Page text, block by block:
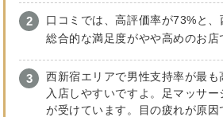
口コミでは、高評価率が73%と
総合的な満足度がやや高めのお店
西新宿エリアで男性支持率が最も
入店しやすいですよ。足マッサ
が受けています。目の疲れが原因